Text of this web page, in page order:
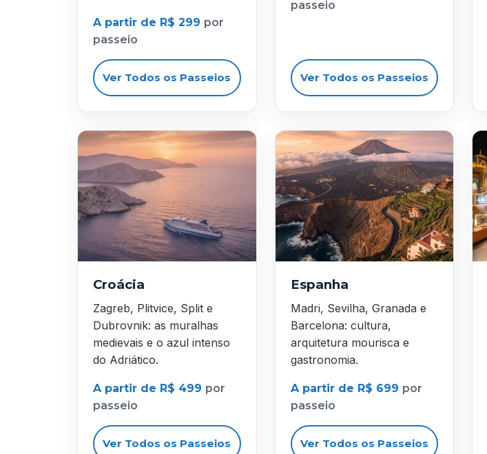
A partir de R$ 299 por
passeio
Ver Todos os Passeios
passeio
Ver Todos os Passeios
Croácia
Zagreb, Plitvice, Split e
Dubrovnik: as muralhas
medievais e o azul intenso
do Adriático.
A partir de R$ 499 por
passeio
Ver Todos os Passeios
Espanha
Madri, Sevilha, Granada e
Barcelona: cultura,
arquitetura mourisca e
gastronomia.
A partir de R$ 699 por
passeio
Ver Todos os Passeios